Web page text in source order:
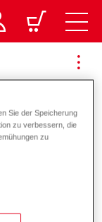
und
Sie der Speicherung
zu verbessern, die
zu